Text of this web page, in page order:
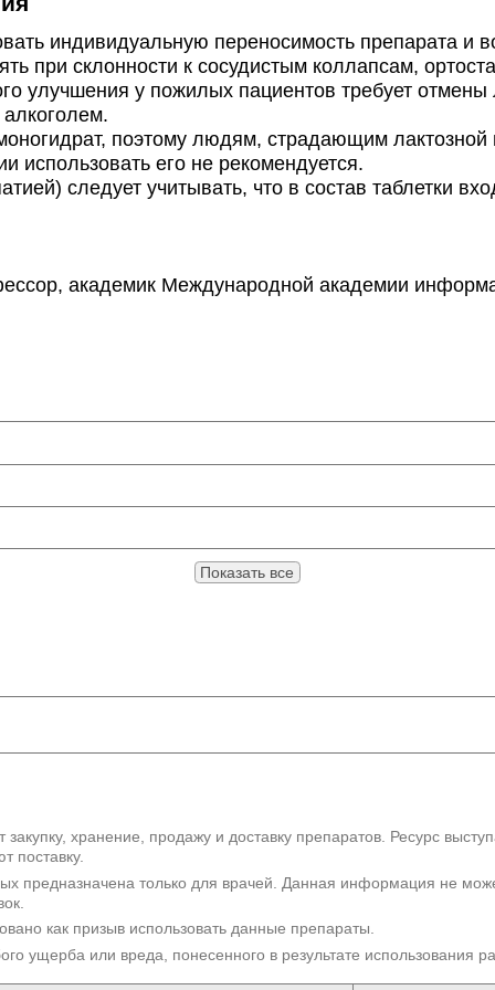
индивидуальную переносимость препарата и
при склонности к сосудистым коллапсам,
улучшения у пожилых пациентов требует
поэтому людям, страдающим лактозной
использовать его не рекомендуется.
следует учитывать, что в состав таблетки
академик Международной академии
Показать все
хранение, продажу и доставку препаратов. Ресурс
поставку.
предназначена только для врачей. Данная информация не
как призыв использовать данные препараты.
ущерба или вреда, понесенного в результате